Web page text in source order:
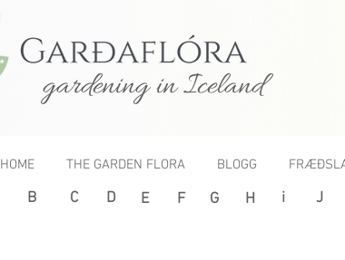
gardening in Iceland
HOME THE GARDEN FLORA BLOGG
B C D E F G H i J